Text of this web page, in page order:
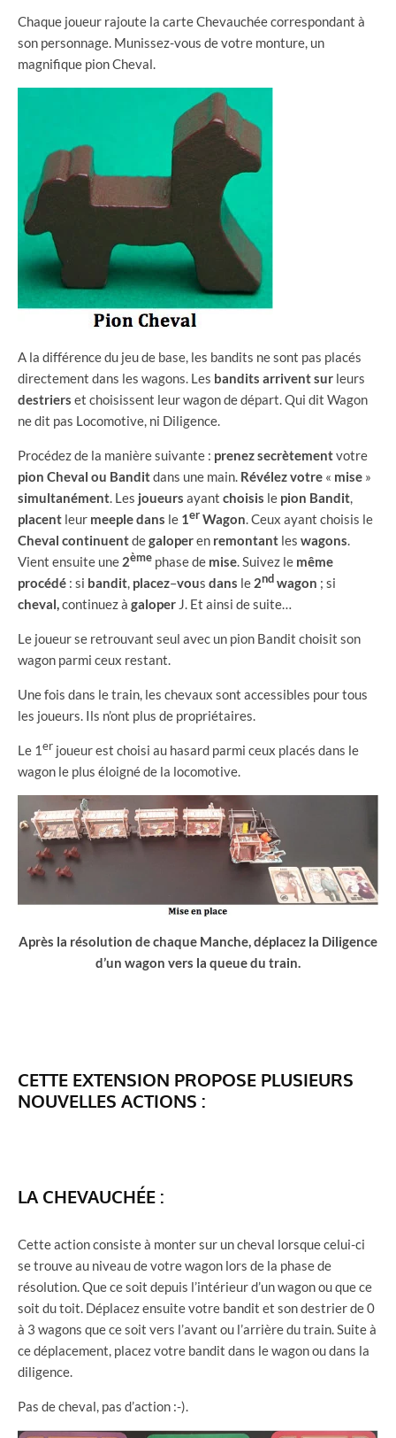
Chaque joueur rajoute la carte Chevauchée correspondant à
son personnage. Munissez-vous de votre monture, un
magnifique pion Cheval.
A la différence du jeu de base, les bandits ne sont pas placés
directement dans les wagons. Les bandits arriventsur leurs
destriers et choisissent leur wagon de départ. Qui dit Wagon
ne dit pas Locomotive, ni Diligence.
Procédez de la manière suivante : prenezsecrètementvotre
pion Cheval ou Banditdans une main. Révélezvotre « mise »
simultanément. Les joueurs ayant choisis le pion Bandit,
placent leur meepledans le 1er Wagon. Ceux ayant choisis le
Cheval continuentdegaloperen remontant les wagons.
Vient ensuite une 2ème phase de mise. Suivez le même
procédé : si bandit, placez–vous dans le 2nd wagon ; si
cheval,continuez à galoper J. Et ainsi de suite…
Le joueur se retrouvant seul avec un pion Bandit choisit son
wagon parmi ceux restant.
Une fois dans le train, les chevaux sont accessibles pour tous
les joueurs. Ils n’ont plus de propriétaires.
Le 1 er joueur est choisi au hasard parmi ceux placés dans le
wagon le plus éloigné de la locomotive.
Après la résolution de chaque Manche, déplacez la Diligence
d’un wagon vers la queue du train.
CETTE EXTENSION PROPOSE PLUSIEURS
NOUVELLES ACTIONS :
LA CHEVAUCHÉE :
Cette action consiste à monter sur un cheval lorsque celui-ci
se trouve au niveau de votre wagon lors de la phase de
résolution. Que ce soit depuis l’intérieur d’un wagon ou que ce
soit du toit. Déplacez ensuite votre bandit et son destrier de 0
à 3 wagons que ce soit vers l’avant ou l’arrière du train. Suite à
ce déplacement, placez votre bandit dans le wagon ou dans la
diligence.
Pas de cheval, pas d’action :-).